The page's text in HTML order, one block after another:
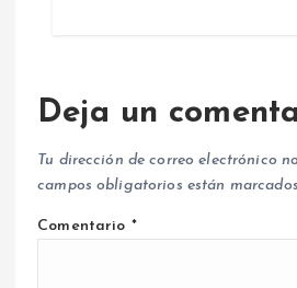
Deja un
Tu dirección de correo electrónico
campos obligatorios están
Comentario *